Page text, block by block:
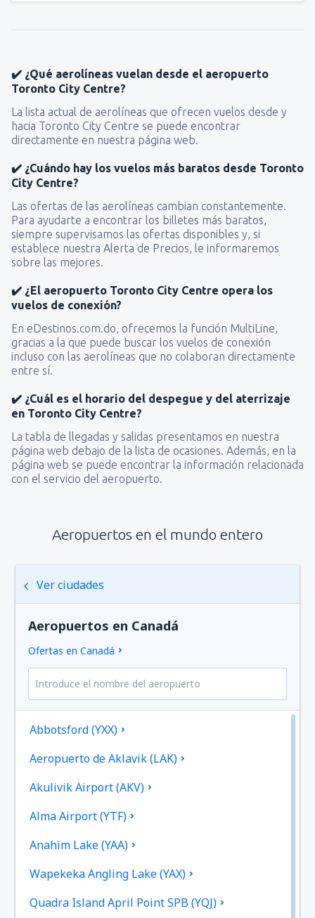
✔️ ¿Qué aerolíneas vuelan desde el aeropuerto
Toronto City Centre?
La lista actual de aerolíneas que ofrecen vuelos desde y
hacia Toronto City Centre se puede encontrar
directamente en nuestra página web.
✔️ ¿Cuándo hay los vuelos más baratos desde Toronto
City Centre?
Las ofertas de las aerolíneas cambian constantemente.
Para ayudarte a encontrar los billetes más baratos,
siempre supervisamos las ofertas disponibles y, si
establece nuestra Alerta de Precios, le informaremos
sobre las mejores.
✔️ ¿El aeropuerto Toronto City Centre opera los
vuelos de conexión?
En eDestinos.com.do, ofrecemos la función MultiLine,
gracias a la que puede buscar los vuelos de conexión
incluso con las aerolíneas que no colaboran directamente
entre sí.
✔️ ¿Cuál es el horario del despegue y del aterrizaje
en Toronto City Centre?
La tabla de llegadas y salidas presentamos en nuestra
página web debajo de la lista de ocasiones. Además, en la
página web se puede encontrar la información relacionada
con el servicio del aeropuerto.
Aeropuertos en el mundo entero
Ver ciudades
Aeropuertos en Canadá
Ofertas en Canadá
Abbotsford (YXX)
Aeropuerto de Aklavik (LAK)
Akulivik Airport (AKV)
Alma Airport (YTF)
Anahim Lake (YAA)
Wapekeka Angling Lake (YAX)
Quadra Island April Point SPB (YQJ)